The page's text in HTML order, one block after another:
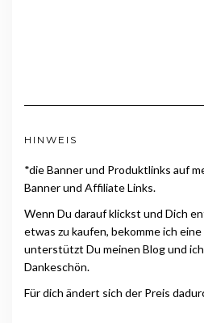
HINWEIS
*die Banner und Produktlinks auf
Banner und Affiliate Links.
Wenn Du darauf klickst und Dich
etwas zu kaufen, bekomme ich
unterstützt Du meinen Blog und
Dankeschön.
Für dich ändert sich der Preis